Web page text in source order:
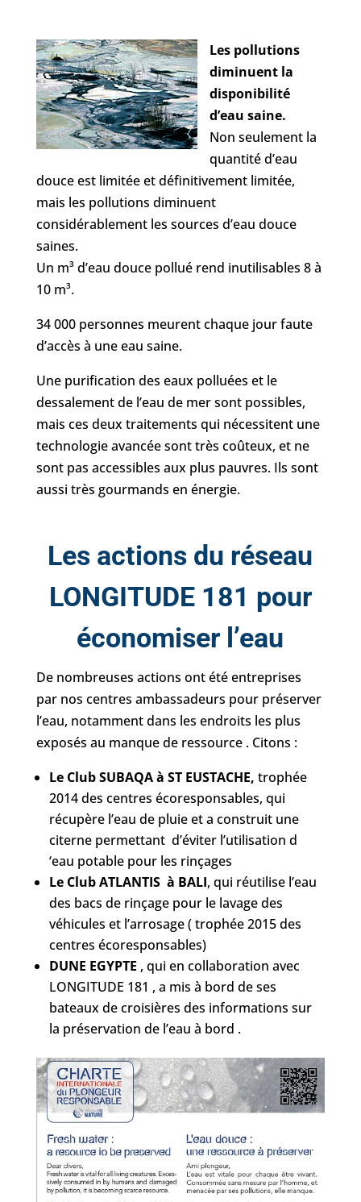
Les pollutions
diminuent la
disponibilité
d’eau saine.
Non seulement la
quantité d’eau
douce est limitée et définitivement limitée,
mais les pollutions diminuent
considérablement les sources d’eau douce
saines.
Un m³ d’eau douce pollué rend inutilisables 8 à
10 m³.
34 000 personnes meurent chaque jour faute
d’accès à une eau saine.
Une purification des eaux polluées et le
dessalement de l’eau de mer sont possibles,
mais ces deux traitements qui nécessitent une
technologie avancée sont très coûteux, et ne
sont pas accessibles aux plus pauvres. Ils sont
aussi très gourmands en énergie.
Les actions du réseau
LONGITUDE 181 pour
économiser l’eau
De nombreuses actions ont été entreprises
par nos centres ambassadeurs pour préserver
l’eau, notamment dans les endroits les plus
exposés au manque de ressource . Citons :
Le Club SUBAQA à ST EUSTACHE, trophée
2014 des centres écoresponsables, qui
récupère l’eau de pluie et a construit une
citerne permettant d’éviter l’utilisation d
‘eau potable pour les rinçages
Le Club ATLANTIS à BALI, qui réutilise l’eau
des bacs de rinçage pour le lavage des
véhicules et l’arrosage ( trophée 2015 des
centres écoresponsables)
DUNE EGYPTE , qui en collaboration avec
LONGITUDE 181 , a mis à bord de ses
bateaux de croisières des informations sur
la préservation de l’eau à bord .